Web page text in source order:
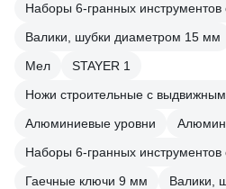
Наборы 6-гранных инструментов
Валики, шубки диаметром 15 мм
Мел
STAYER 1
Ножи строительные с
Алюминиевые уровни
Наборы 6-гранных инструментов
Гаечные ключи 9 мм
Валики,